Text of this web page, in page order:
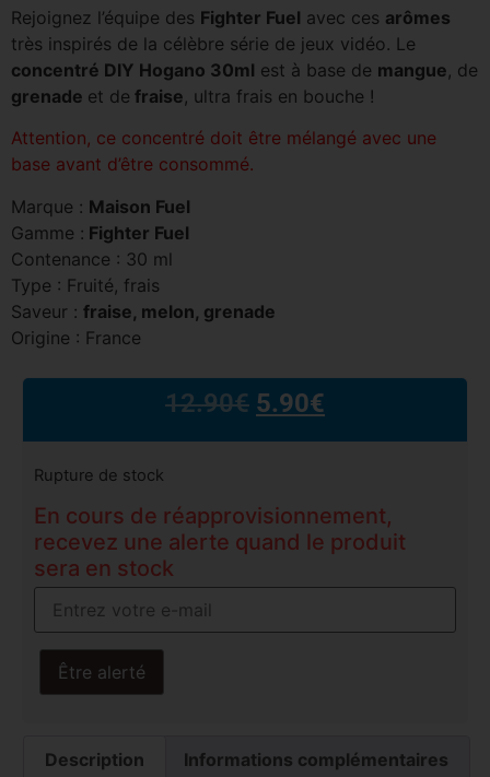
Rejoignez l’équipe des Fighter Fuel avec ces arômes
très inspirés de la célèbre série de jeux vidéo. Le
concentré DIY Hogano 30ml est à base de mangue, de
grenade et de fraise, ultra frais en bouche !
Attention, ce concentré doit être mélangé avec une
base avant d’être consommé.
Marque : Maison Fuel
Gamme : Fighter Fuel
Contenance : 30 ml
Type : Fruité, frais
Saveur : fraise, melon, grenade
Origine : France
12.90€ 5.90€
Rupture de stock
En cours de réapprovisionnement,
recevez une alerte quand le produit
sera en stock
Être alerté
Description Informations complémentaires